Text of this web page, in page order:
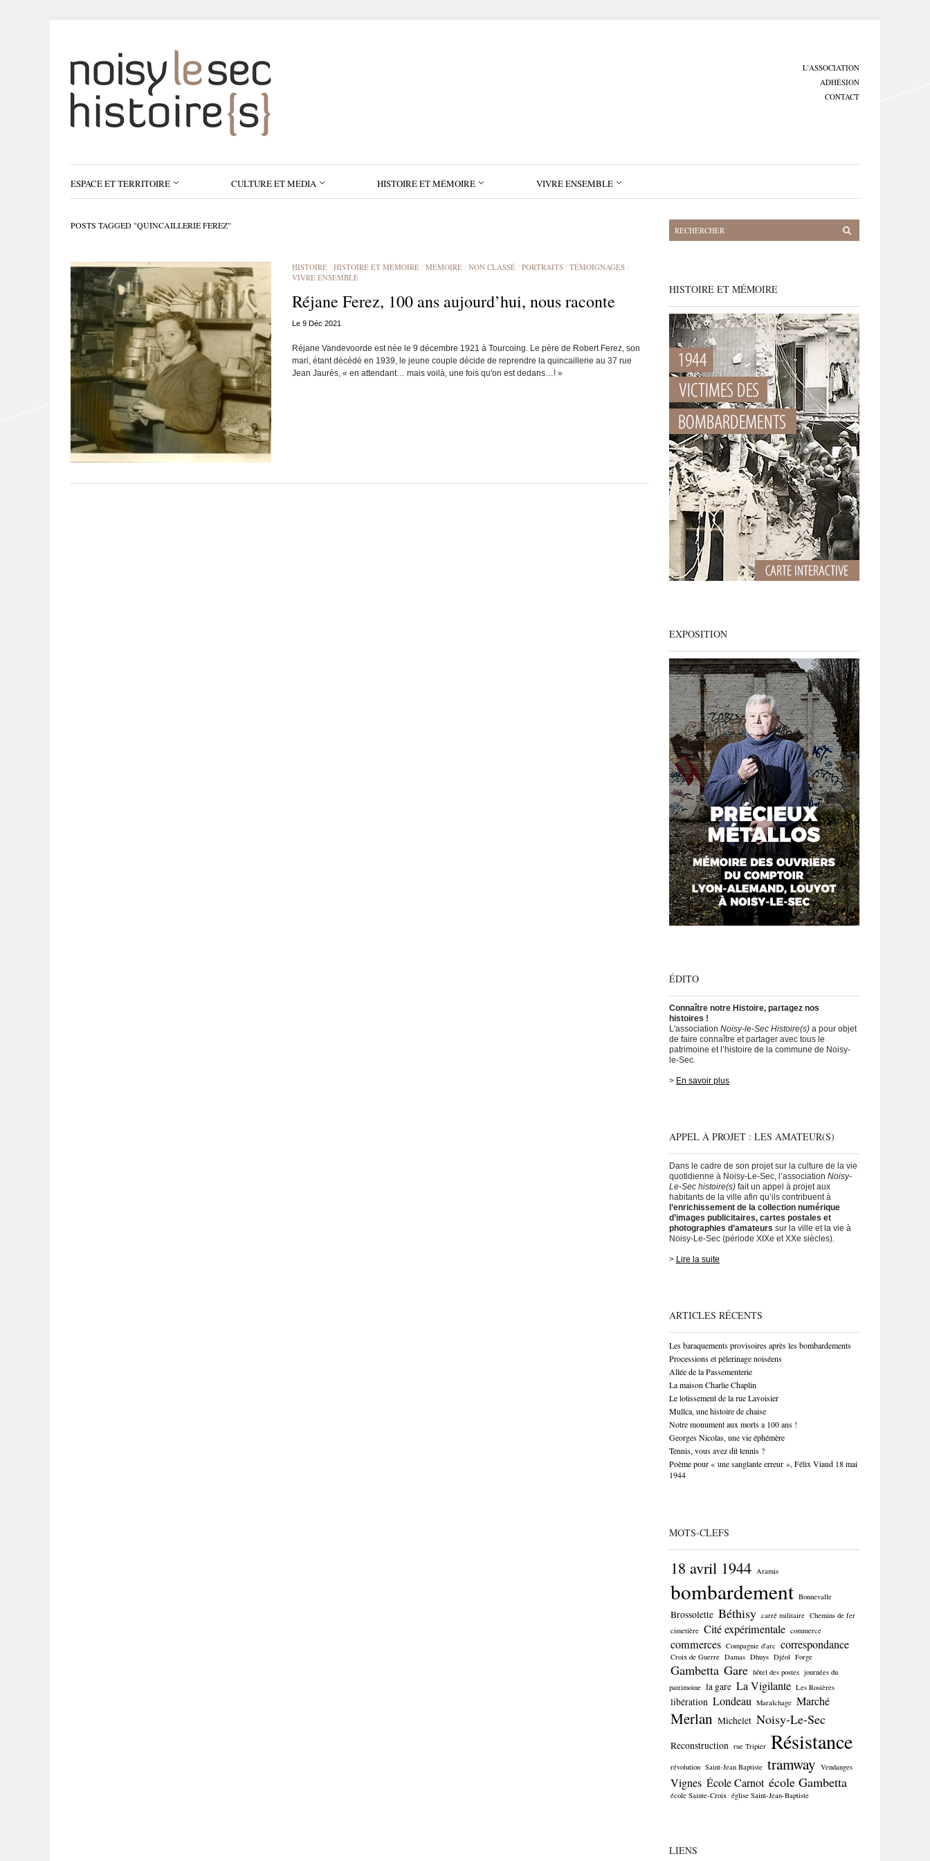
L’ASSOCIATION
ADHÉSION
CONTACT
ESPACE ET TERRITOIRE CULTURE ET MEDIA HISTOIRE ET MÉMOIRE VIVRE ENSEMBLE
POSTS TAGGED "QUINCAILLERIE FEREZ"
HISTOIRE / HISTOIRE ET MÉMOIRE / MÉMOIRE / NON CLASSÉ / PORTRAITS / TÉMOIGNAGES /
VIVRE ENSEMBLE
Réjane Ferez, 100 ans aujourd’hui, nous raconte
Le 9 Déc 2021
Réjane Vandevoorde est née le 9 décembre 1921 à Tourcoing. Le père de Robert Ferez, son
mari, étant décédé en 1939, le jeune couple décide de reprendre la quincaillerie au 37 rue
Jean Jaurès, « en attendant… mais voilà, une fois qu'on est dedans…! »
HISTOIRE ET MÉMOIRE
EXPOSITION
ÉDITO
Connaître notre Histoire, partagez nos
histoires !
L'association Noisy-le-Sec Histoire(s) a pour objet
de faire connaître et partager avec tous le
patrimoine et l’histoire de la commune de Noisy-
le-Sec.
> En savoir plus
APPEL À PROJET : LES AMATEUR(S)
Dans le cadre de son projet sur la culture de la vie
quotidienne à Noisy-Le-Sec, l’association Noisy-
Le-Sec histoire(s) fait un appel à projet aux
habitants de la ville afin qu’ils contribuent à
l’enrichissement de la collection numérique
d’images publicitaires, cartes postales et
photographies d’amateurs sur la ville et la vie à
Noisy-Le-Sec (période XIXe et XXe siècles).
> Lire la suite
ARTICLES RÉCENTS
Les baraquements provisoires après les bombardements
Processions et pèlerinage noiséens
Allée de la Passementerie
La maison Charlie Chaplin
Le lotissement de la rue Lavoisier
Mullca, une histoire de chaise
Notre monument aux morts a 100 ans !
Georges Nicolas, une vie éphémère
Tennis, vous avez dit tennis ?
Poème pour « une sanglante erreur », Félix Viaud 18 mai
1944
MOTS-CLEFS
18 avril 1944 Aramis
bombardement Bonnevalle
Brossolette Béthisy carré militaire Chemins de fer
cimetière Cité expérimentale commerce
commerces Compagnie d'arc correspondance
Croix de Guerre Damas Dhuys Djéol Forge
Gambetta Gare hôtel des postes journées du
patrimoine la gare La Vigilante Les Rosières
libération Londeau Maraîchage Marché
Merlan Michelet Noisy-Le-Sec
Reconstruction rue Tripier Résistance
révolution Saint-Jean Baptiste tramway Vendanges
Vignes École Carnot école Gambetta
école Sainte-Croix église Saint-Jean-Baptiste
LIENS